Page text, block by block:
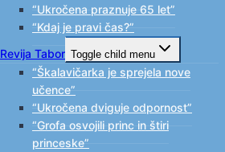
“Ukročena praznuje 65 let”
“Kdaj je pravi čas?”
Revija Tabor Toggle child menu
“Škalavičarka je sprejela nove
učence”
“Ukročena dviguje odpornost”
“Grofa osvojili princ in štiri
princeske”